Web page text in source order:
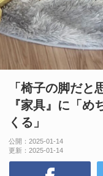
「椅子の脚だ
『家具』に「
くる」
公開： 2025-01-14
更新： 2025-01-14